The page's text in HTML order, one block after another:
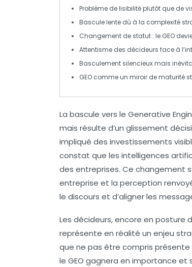
Problème delisibilitéplutôt que de
Bascule lente dû à la complexité
Changement de statut : le GEO
Attentisme des décideurs face à l’
Basculement silencieux mais
GEO comme un miroir de maturité
La bascule vers le Generative
mais résulte d’un glissement
impliqué des investissements
constat que les intelligences
des entreprises. Ce changement
entreprise et la perception
le discours et d’aligner les
Les décideurs, encore en posture
représente en réalité un enjeu
que ne pas être compris présente
le GEO gagnera en importance et